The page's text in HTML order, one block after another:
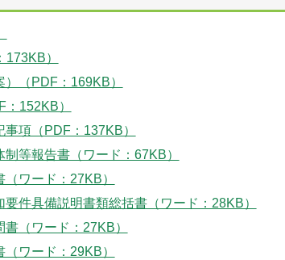
）
）（PDF：169KB）
：152KB）
事項（PDF：137KB）
制等報告書（ワード：67KB）
（ワード：27KB）
要件具備説明書類総括書（ワード：28KB）
書（ワード：27KB）
（ワード：29KB）